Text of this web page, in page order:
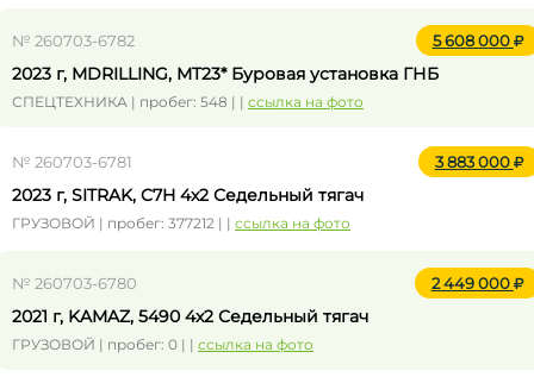
№ 260703-6782 5 608 000
2023 г, MDRILLING, MT23* Буровая установка ГНБ
СПЕЦТЕХНИКА | пробег: 548 | | ссылка на фото
№ 260703-6781 3 883 000
2023 г, SITRAK, C7H 4x2 Седельный тягач
ГРУЗОВОЙ | пробег: 377212 | | ссылка на фото
№ 260703-6780 2 449 000
2021 г, KAMAZ, 5490 4x2 Седельный тягач
ГРУЗОВОЙ | пробег: 0 | | ссылка на фото